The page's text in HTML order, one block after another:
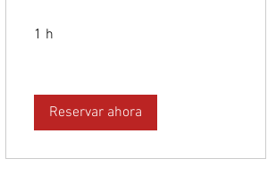
1 h
Reservar ahora